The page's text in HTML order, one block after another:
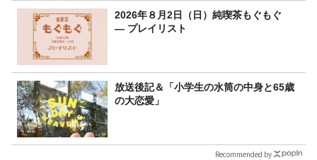
2026年８月2日（日）純喫茶もぐもぐ
― プレイリスト
放送後記＆「小学生の水筒の中身と65歳
の大恋愛」
Recommended by